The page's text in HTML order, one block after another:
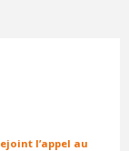
l’appel au